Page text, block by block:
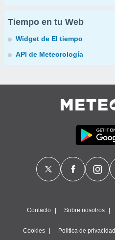
Tiempo en tu Web
Widget de El tiempo
API de Meteorología
Contacto Sobre nosotros
Cookies Política de privacidad